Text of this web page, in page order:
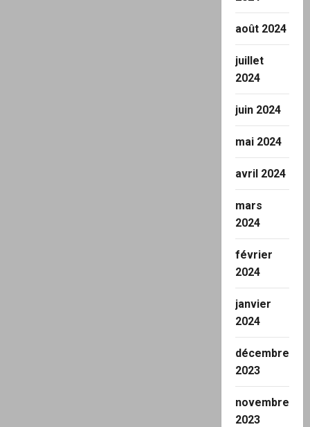
août 2024
juillet
2024
juin 2024
mai 2024
avril 2024
mars
2024
février
2024
janvier
2024
décembre
2023
novembre
2023